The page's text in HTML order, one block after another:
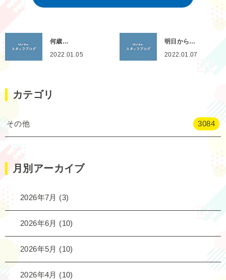
何歳…
2022.01.05
明日から…
2022.01.07
カテゴリ
その他 3084
月別アーカイブ
2026年7月 (3)
2026年6月 (10)
2026年5月 (10)
2026年4月 (10)